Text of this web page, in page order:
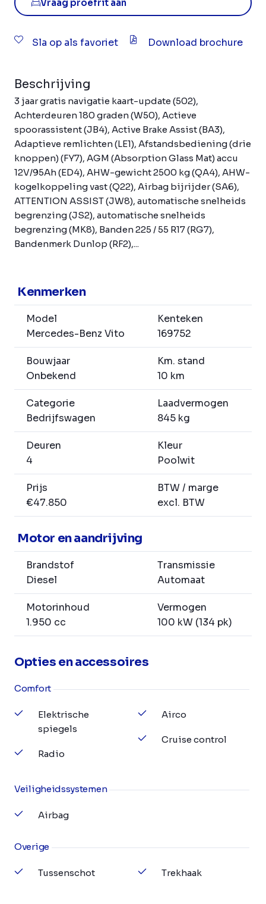
Vraag proefrit aan
Sla op als favoriet Download brochure
Beschrijving
3 jaar gratis navigatie kaart-update (502),
Achterdeuren 180 graden (W50), Actieve
spoorassistent (JB4), Active Brake Assist (BA3),
Adaptieve remlichten (LE1), Afstandsbediening (drie
knoppen) (FY7), AGM (Absorption Glass Mat) accu
12V/95Ah (ED4), AHW-gewicht 2500 kg (QA4), AHW-
kogelkoppeling vast (Q22), Airbag bijrijder (SA6),
ATTENTION ASSIST (JW8), automatische snelheids
begrenzing (JS2), automatische snelheids
begrenzing (MK8), Banden 225 / 55 R17 (RG7),
Bandenmerk Dunlop (RF2),...
Kenmerken
Model
Mercedes-Benz Vito
Kenteken
169752
Bouwjaar
Onbekend
Km. stand
10 km
Categorie
Bedrijfswagen
Laadvermogen
845 kg
Deuren
4
Kleur
Poolwit
Prijs
€47.850
BTW / marge
excl. BTW
Motor en aandrijving
Brandstof
Diesel
Transmissie
Automaat
Motorinhoud
1.950 cc
Vermogen
100 kW (134 pk)
Opties en accessoires
Comfort
Elektrische
spiegels
Radio
Airco
Cruise control
Veiligheidssystemen
Airbag
Overige
Tussenschot Trekhaak